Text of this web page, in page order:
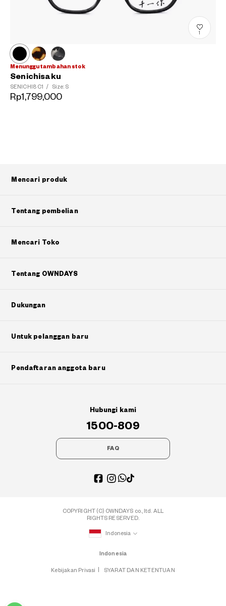
1
Menunggu tambahan stok
Senichisaku
SENICHI8 C1 / Size: S
Rp1,799,000
Mencari produk
Tentang pembelian
Mencari Toko
Tentang OWNDAYS
Dukungan
Untuk pelanggan baru
Pendaftaran anggota baru
Hubungi kami
1500-809
FAQ
COPYRIGHT (C) OWNDAYS co., ltd. ALL
RIGHTS RESERVED.
Indonesia
Indonesia
Kebijakan Privasi SYARAT DAN KETENTUAN